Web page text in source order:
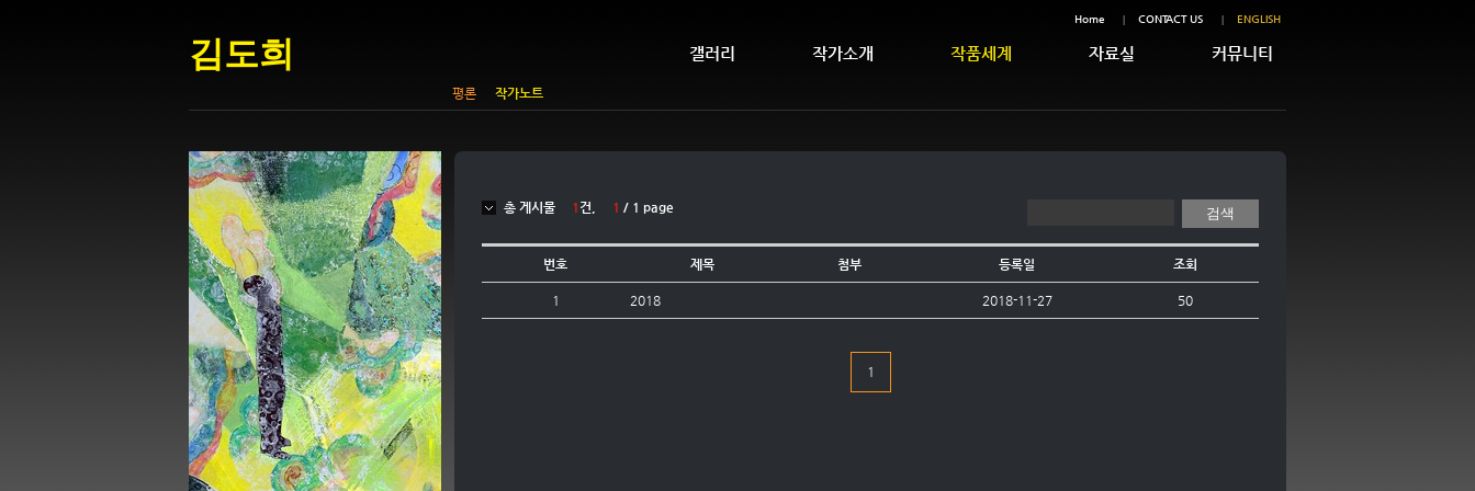
김도희
Home CONTACT US ENGLISH
갤러리 작가소개 작품세계 자료실 커뮤니티
평론 작가노트
총 게시물 1 건, 1 / 1 page
번호 제목 첨부 등록일 조회
1 2018 2018-11-27 50
1